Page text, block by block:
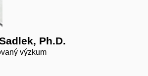
Ph.D.
výzkum